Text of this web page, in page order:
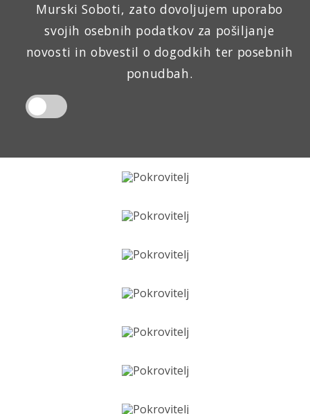
Murski Soboti, zato dovoljujem uporabo
svojih osebnih podatkov za pošiljanje
novosti in obvestil o dogodkih ter posebnih
ponudbah.